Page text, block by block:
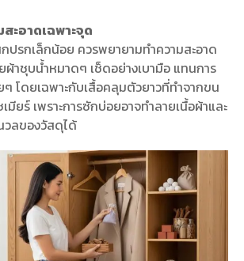
ะอาดเฉพาะจุด
ปรกเล็กน้อย ควรพยายามทำความสะอาด
ผ้าชุบน้ำหมาดๆ เช็ดอย่างเบามือ แทนการ
โดยเฉพาะกับเสื้อคลุมตัวยาวที่ทำจากขน
มียร์ เพราะการซักบ่อยอาจทำลายเนื้อผ้าและ
ลของวัสดุได้